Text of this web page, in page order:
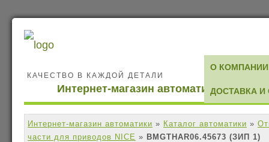
Интернет-магазин автоматики
КАЧЕСТВО В КАЖДОЙ ДЕТАЛИ
О КОМПАНИИ
ДОСТАВКА И
Интернет-магазин автоматики » Каталог автоматики »
части для приводов NICE » BMGTHAR06.45673 (ЗИП 1)